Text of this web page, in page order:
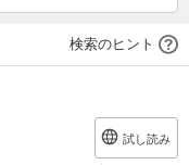
検索のヒント
試し読み